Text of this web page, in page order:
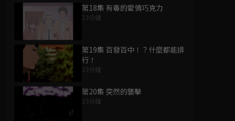
第18集 有毒的愛情巧克力
23分鐘
第19集 百發百中！？什麼都能排
行！
23分鐘
第20集 突然的襲擊
23分鐘